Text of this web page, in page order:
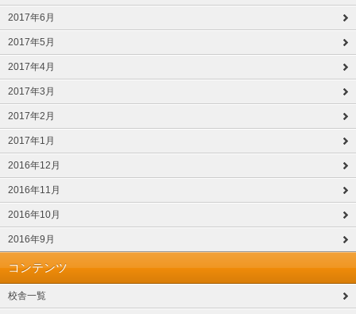
2017年6月
2017年5月
2017年4月
2017年3月
2017年2月
2017年1月
2016年12月
2016年11月
2016年10月
2016年9月
コンテンツ
校舎一覧